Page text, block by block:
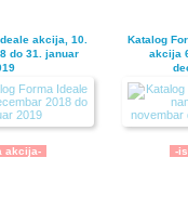
akcija, 10.
do 31. januar
akcija-
Katalog
akcija
-